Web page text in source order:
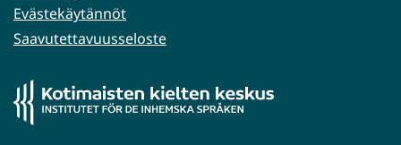
Evästekäytännöt
Saavutettavuusseloste